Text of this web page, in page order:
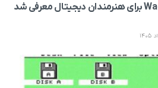
تبلت Wacom MovinkPad 11 برای هنرمندان دیجیتال معرفی شد